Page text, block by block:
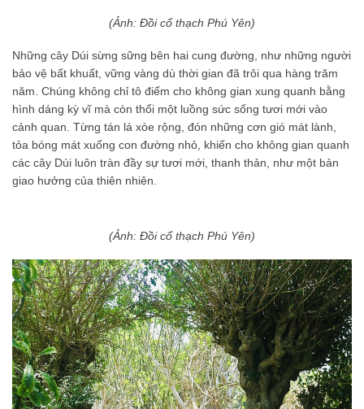
(Ảnh: Đồi cổ thạch Phú Yên)
Những cây Dúi sừng sững bên hai cung đường, như những người
bảo vệ bất khuất, vững vàng dù thời gian đã trôi qua hàng trăm
năm. Chúng không chỉ tô điểm cho không gian xung quanh bằng
hình dáng kỳ vĩ mà còn thổi một luồng sức sống tươi mới vào
cảnh quan. Từng tán lá xòe rộng, đón những cơn gió mát lành,
tỏa bóng mát xuống con đường nhỏ, khiến cho không gian quanh
các cây Dúi luôn tràn đầy sự tươi mới, thanh thản, như một bản
giao hưởng của thiên nhiên.
(Ảnh: Đồi cổ thạch Phú Yên)